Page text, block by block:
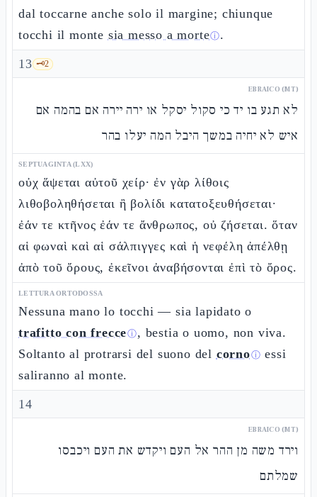
dal toccarne anche solo il margine; chiunque
tocchi il monte sia messo a morteⓘ.
13 🗝️2
EBRAICO (MT)
לא תגע בו יד כי סקול יסקל או ירה יירה אם בהמה אם
איש לא יחיה במשך היבל המה יעלו בהר
SEPTUAGINTA (LXX)
οὐχ ἅψεται αὐτοῦ χείρ· ἐν γὰρ λίθοις
λιθοβοληθήσεται ἢ βολίδι κατατοξευθήσεται·
ἐάν τε κτῆνος ἐάν τε ἄνθρωπος, οὐ ζήσεται. ὅταν
αἱ φωναὶ καὶ αἱ σάλπιγγες καὶ ἡ νεφέλη ἀπέλθῃ
ἀπὸ τοῦ ὄρους, ἐκεῖνοι ἀναβήσονται ἐπὶ τὸ ὄρος.
LETTURA ORTODOSSA
Nessuna mano lo tocchi — sia lapidato o
trafitto con frecceⓘ, bestia o uomo, non viva.
Soltanto al protrarsi del suono del cornoⓘ essi
saliranno al monte.
14
EBRAICO (MT)
וירד משה מן ההר אל העם ויקדש את העם ויכבסו
שמלתם